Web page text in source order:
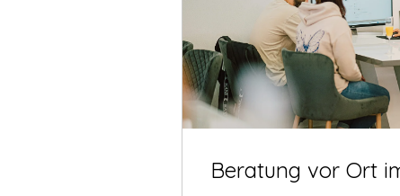
Beratung vor Ort